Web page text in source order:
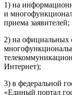
1) на
и
приема заявителей;
2) на официальных
Интернет);
3) в федеральной
«Единый портал